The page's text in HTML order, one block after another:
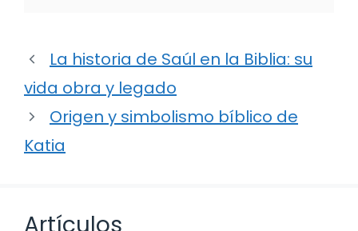
La historia de Saúl en la Biblia: su
vida obra y legado
Origen y simbolismo bíblico de
Katia